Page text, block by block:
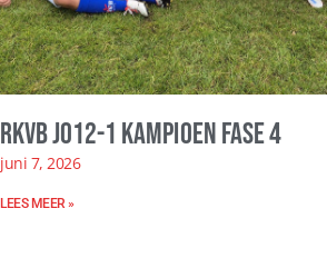
RKVB JO12-1 kampioen fase 4
juni 7, 2026
LEES MEER »